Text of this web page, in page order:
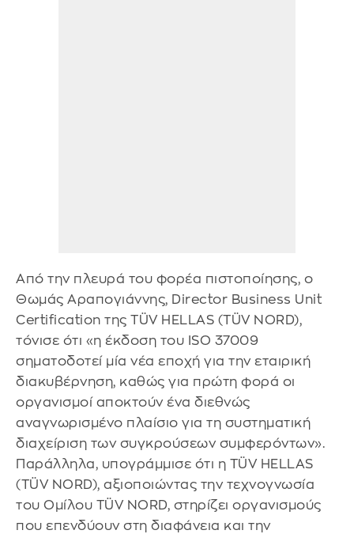
Από την πλευρά του φορέα πιστοποίησης, ο
Θωμάς Αραπογιάννης, Director Business Unit
Certification της TÜV HELLAS (TÜV NORD),
τόνισε ότι «η έκδοση του ISO 37009
σηματοδοτεί μία νέα εποχή για την εταιρική
διακυβέρνηση, καθώς για πρώτη φορά οι
οργανισμοί αποκτούν ένα διεθνώς
αναγνωρισμένο πλαίσιο για τη συστηματική
διαχείριση των συγκρούσεων συμφερόντων».
Παράλληλα, υπογράμμισε ότι η TÜV HELLAS
(TÜV NORD), αξιοποιώντας την τεχνογνωσία
του Ομίλου TÜV NORD, στηρίζει οργανισμούς
που επενδύουν στη διαφάνεια και την